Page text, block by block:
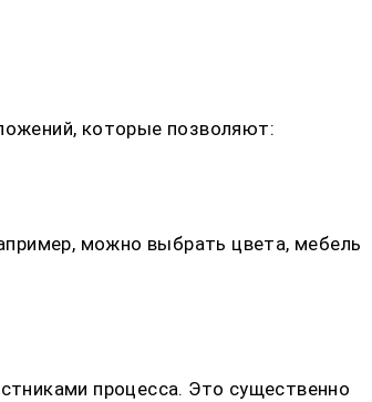
которые позволяют:
можно выбрать цвета, мебель
процесса. Это существенно